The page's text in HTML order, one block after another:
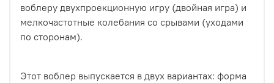
воблеру двухпроекционную игру (двойная игра) и
мелкочастотные колебания со срывами (уходами
по сторонам).
Этот воблер выпускается в двух вариантах: форма